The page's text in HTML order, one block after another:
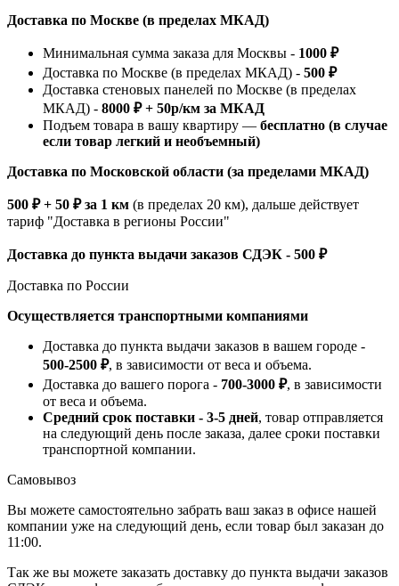
Доставка по Москве (в пределах МКАД)
Минимальная сумма заказа для Москвы - 1000 ₽
Доставка по Москве (в пределах МКАД) - 500 ₽
Доставка стеновых панелей по Москве (в пределах
МКАД) - 8000 ₽ + 50р/км за МКАД
Подъем товара в вашу квартиру — бесплатно (в случае
если товар легкий и необъемный)
Доставка по Московской области (за пределами МКАД)
500 ₽ + 50 ₽ за 1 км (в пределах 20 км), дальше действует
тариф "Доставка в регионы России"
Доставка до пункта выдачи заказов СДЭК - 500 ₽
Доставка по России
Осуществляется транспортными компаниями
Доставка до пункта выдачи заказов в вашем городе -
500-2500 ₽, в зависимости от веса и объема.
Доставка до вашего порога - 700-3000 ₽, в зависимости
от веса и объема.
Средний срок поставки - 3-5 дней, товар отправляется
на следующий день после заказа, далее сроки поставки
транспортной компании.
Самовывоз
Вы можете самостоятельно забрать ваш заказ в офисе нашей
компании уже на следующий день, если товар был заказан до
11:00.
Так же вы можете заказать доставку до пункта выдачи заказов